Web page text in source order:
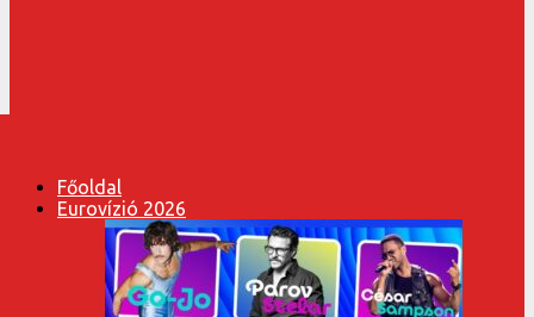
Főoldal
Eurovízió 2026